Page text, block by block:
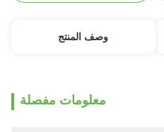
وصف المنتج
معلومات مفصلة